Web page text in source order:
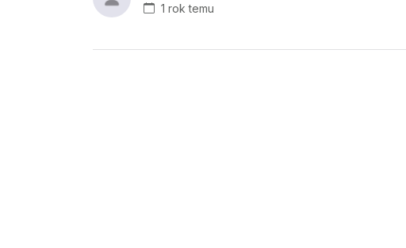
1 rok temu